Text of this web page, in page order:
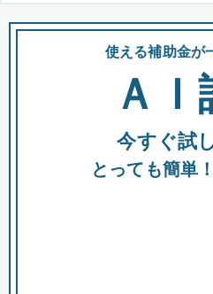
都道府県
全国の検索結果を含め
助成金 融資
使える補助金が
Ａ
今すぐ試
とっても簡単